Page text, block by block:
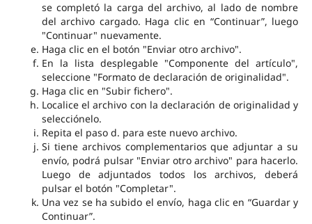
se completó la carga del archivo, al lado de nombre
del archivo cargado. Haga clic en “Continuar”, luego
"Continuar" nuevamente.
Haga clic en el botón "Enviar otro archivo".
En la lista desplegable "Componente del artículo",
seleccione "Formato de declaración de originalidad".
Haga clic en "Subir fichero".
Localice el archivo con la declaración de originalidad y
selecciónelo.
Repita el paso d. para este nuevo archivo.
Si tiene archivos complementarios que adjuntar a su
envío, podrá pulsar "Enviar otro archivo" para hacerlo.
Luego de adjuntados todos los archivos, deberá
pulsar el botón "Completar".
Una vez se ha subido el envío, haga clic en “Guardar y
Continuar”.